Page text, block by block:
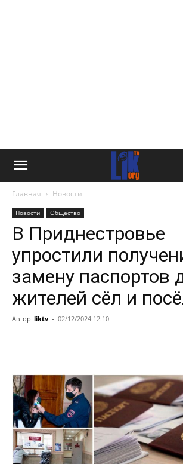
Главная Новости
Новости Общество
В Приднестровье
упростили
замену паспортов
жителей сёл и
Автор liktv - 02/12/2024 12:10